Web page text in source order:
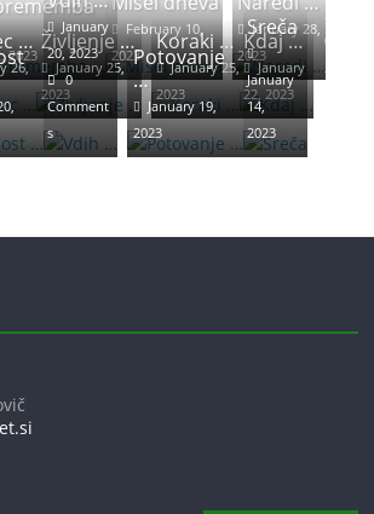
2023
February 10,
2023
January 28,
2023
…
26,
Življenje …
January 25,
2023
Koraki …
January 25,
2023
Kdaj …
January
22, 2023
2
0
2
January
20, 2023
0
Comment
s
Potovanje
…
January 19,
2023
Sreča
January
14,
2023